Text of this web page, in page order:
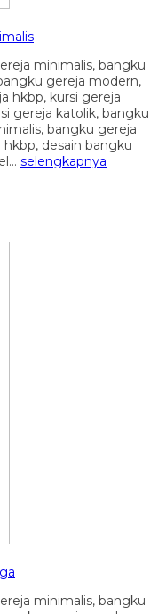
minimalis, bangku
gereja modern,
hkbp, kursi gereja
gereja katolik, bangku
bangku gereja
desain bangku
selengkapnya
minimalis, bangku